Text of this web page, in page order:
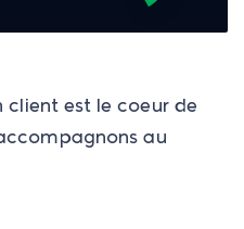
est le coeur de
au